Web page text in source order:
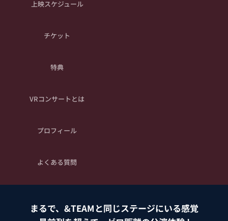
上映スケジュール
チケット
特典
VRコンサートとは
プロフィール
よくある質問
まるで、&TEAMと同じステージにいる感覚